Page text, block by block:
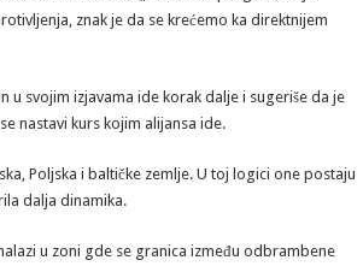
znak je da se krećemo ka direktnijem
u svojim izjavama ide korak dalje i sugeriše da je
nastavi kurs kojim alijansa ide.
Poljska i baltičke zemlje. U toj logici one postaju
dalja dinamika.
u zoni gde se granica između odbrambene